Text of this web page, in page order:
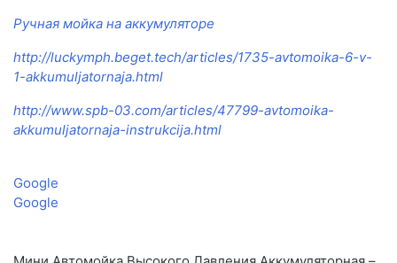
Ручная мойка на аккумуляторе
http://luckymph.beget.tech/articles/1735-avtomoika-6-v-
1-akkumuljatornaja.html
http://www.spb-03.com/articles/47799-avtomoika-
akkumuljatornaja-instrukcija.html
Google
Google